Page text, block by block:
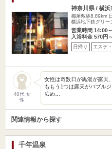
神奈川県 / 横
梅屋敷駅8.89km
横浜地下鉄グリー
営業時間 14:00
入浴料金 570円～
日帰り エステ
40代 女
性
女性は奇数日が黒湯が露
ももう1つは露天がバブル
広め…
関連情報から探す
千年温泉